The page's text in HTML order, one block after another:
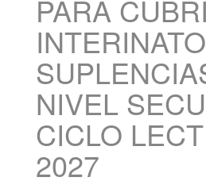
PARA
NIVEL
CICLO
2027